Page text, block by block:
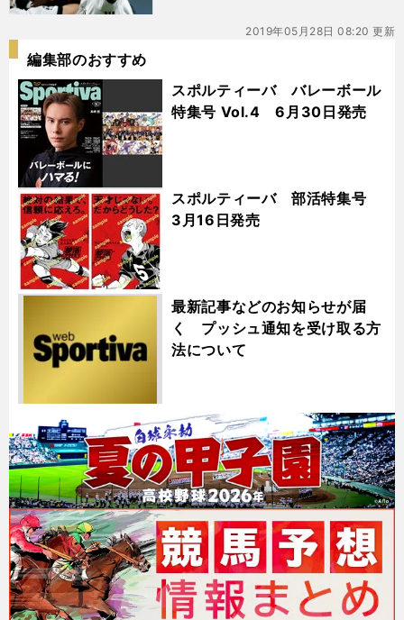
2019年05月28日 08:20 更新
編集部のおすすめ
スポルティーバ バレーボール
特集号 Vol.4 6月30日発売
スポルティーバ 部活特集号
3月16日発売
最新記事などのお知らせが届
く プッシュ通知を受け取る方
法について